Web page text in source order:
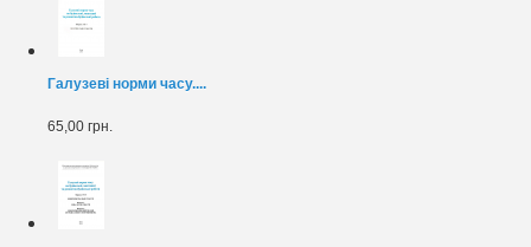
Галузеві норми часу....
65,00 грн.